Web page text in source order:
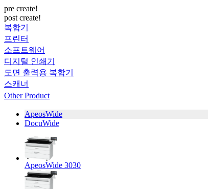
pre create!
post create!
복합기
프린터
소프트웨어
디지털 인쇄기
도면 출력용 복합기
스캐너
Other Product
ApeosWide
DocuWide
ApeosWide 3030